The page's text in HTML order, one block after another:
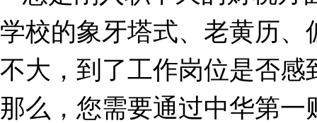
学校的象牙塔式、老黄历
不大，到了工作岗位是否感
那么，您需要通过中华第一